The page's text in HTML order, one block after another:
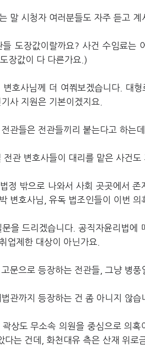
말 시청자 여러분들도 자주 듣고
도장값이랄까요? 사건 수임료는
장값이 다 다른가요.)
호사님께 더 여쭤보겠습니다. 대
사 지원은 기본이겠지요.
관들은 전관들끼리 붙는다고 하는
관 변호사들이 대리를 맡은 사건
정 밖으로 나와서 사회 곳곳에서
변호사님, 유독 법조인들이 이번
을 드리겠습니다. 공직자윤리법
업제한 대상이 아닌가요.
문으로 등장하는 전관들, 그냥 병
관까지 등장하는 건 좀 아니지 않
상도 무소속 의원을 중심으로 의
다는 건데, 화천대유 측은 산재 위로